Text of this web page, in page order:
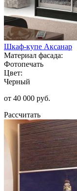
Шкаф-купе Аксанар
Материал фасада:
Фотопечать
Цвет:
Черный
от 40 000 руб.
Рассчитать